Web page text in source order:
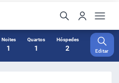
Noites
1
Quartos
1
Hóspedes
2 Editar